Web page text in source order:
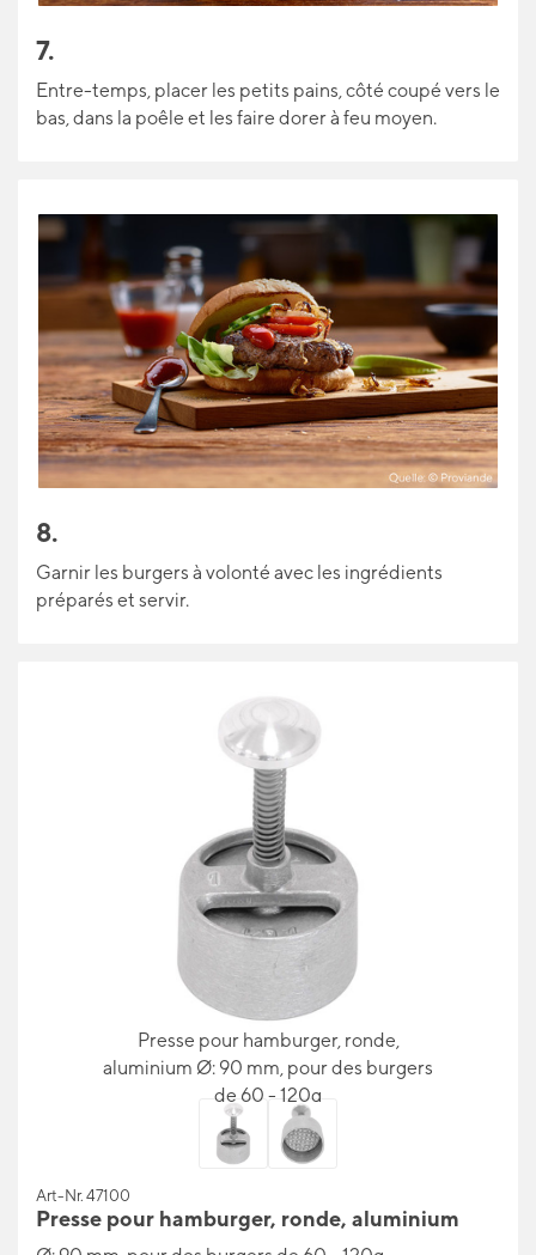
7.
Entre-temps, placer les petits pains, côté coupé vers le
bas, dans la poêle et les faire dorer à feu moyen.
8.
Garnir les burgers à volonté avec les ingrédients
préparés et servir.
Presse pour hamburger, ronde,
aluminium Ø: 90 mm, pour des burgers
de 60 - 120g
Art-Nr. 47100
Presse pour hamburger, ronde, aluminium